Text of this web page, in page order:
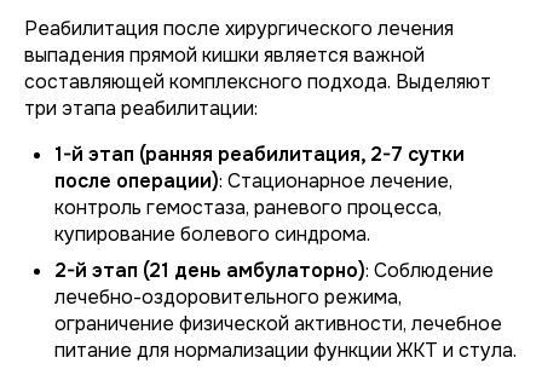
Реабилитация после хирургического лечения
выпадения прямой кишки является важной
составляющей комплексного подхода. Выделяют
три этапа реабилитации:
1-й этап (ранняя реабилитация, 2-7 сутки
после операции): Стационарное лечение,
контроль гемостаза, раневого процесса,
купирование болевого синдрома.
2-й этап (21 день амбулаторно): Соблюдение
лечебно-оздоровительного режима,
ограничение физической активности, лечебное
питание для нормализации функции ЖКТ и стула.